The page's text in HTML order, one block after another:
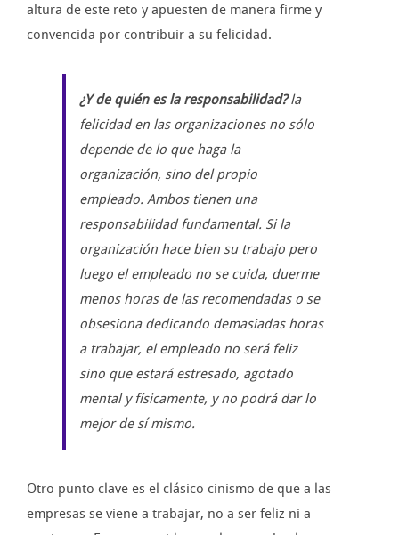
altura de este reto y apuesten de manera firme y
convencida por contribuir a su felicidad.
¿Y de quién es la responsabilidad?la
felicidad en las organizaciones no sólo
depende de lo que haga la
organización, sino del propio
empleado. Ambos tienen una
responsabilidad fundamental. Si la
organización hace bien su trabajo pero
luego el empleado no se cuida, duerme
menos horas de las recomendadas o se
obsesiona dedicando demasiadas horas
a trabajar, el empleado no será feliz
sino que estará estresado, agotado
mental y físicamente, y no podrá dar lo
mejor de sí mismo.
Otro punto clave es el clásico cinismo de que a las
empresas se viene a trabajar, no a ser feliz ni a